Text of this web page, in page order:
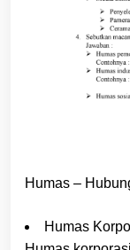
Humas –
Humas